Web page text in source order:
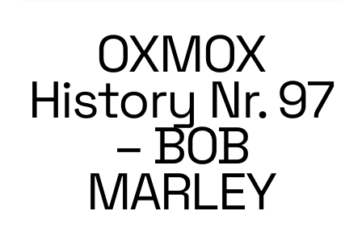
OXMOX
History Nr. 97
– BOB
MARLEY